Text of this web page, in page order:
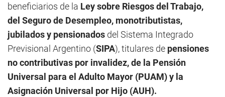
beneficiarios de la Ley sobre Riesgos del Trabajo,
del Seguro de Desempleo, monotributistas,
jubilados y pensionados del Sistema Integrado
Previsional Argentino (SIPA), titulares de pensiones
no contributivas por invalidez, de la Pensión
Universal para el Adulto Mayor (PUAM) y la
Asignación Universal por Hijo (AUH).